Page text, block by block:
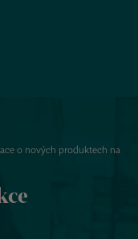
o nových produktech na